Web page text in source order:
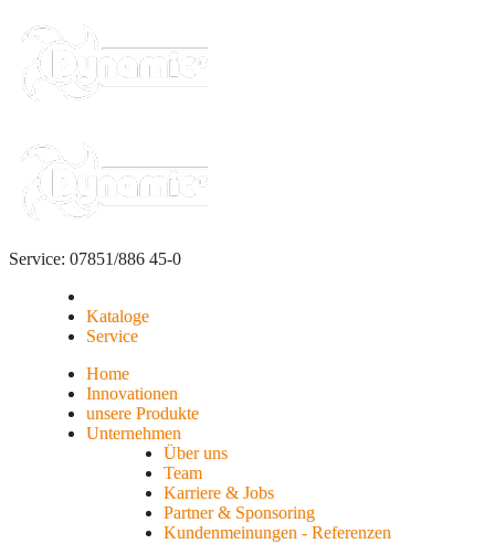
Service: 07851/886 45-0
Kataloge
Service
Home
Innovationen
unsere Produkte
Unternehmen
Über uns
Team
Karriere & Jobs
Partner & Sponsoring
Kundenmeinungen - Referenzen